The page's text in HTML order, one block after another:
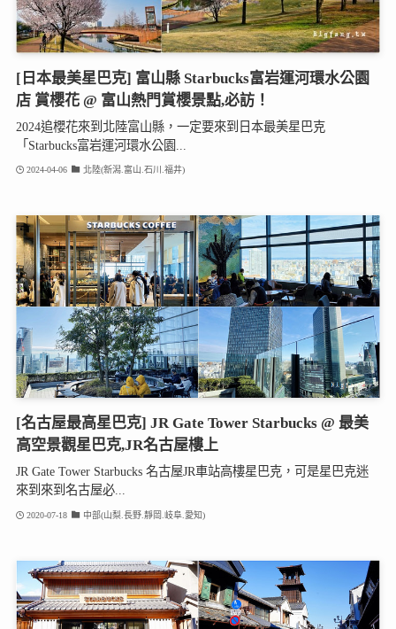
[日本最美星巴克] 富山縣 Starbucks富岩運河環水公園
店 賞櫻花 @ 富山熱門賞櫻景點,必訪！
2024追櫻花來到北陸富山縣，一定要來到日本最美星巴克
「Starbucks富岩運河環水公園...
2024-04-06 北陸(新潟.富山.石川.福井)
[名古屋最高星巴克] JR Gate Tower Starbucks @ 最美
高空景觀星巴克,JR名古屋樓上
JR Gate Tower Starbucks 名古屋JR車站高樓星巴克，可是星巴克迷
來到來到名古屋必...
2020-07-18 中部(山梨.長野.靜岡.岐阜.愛知)